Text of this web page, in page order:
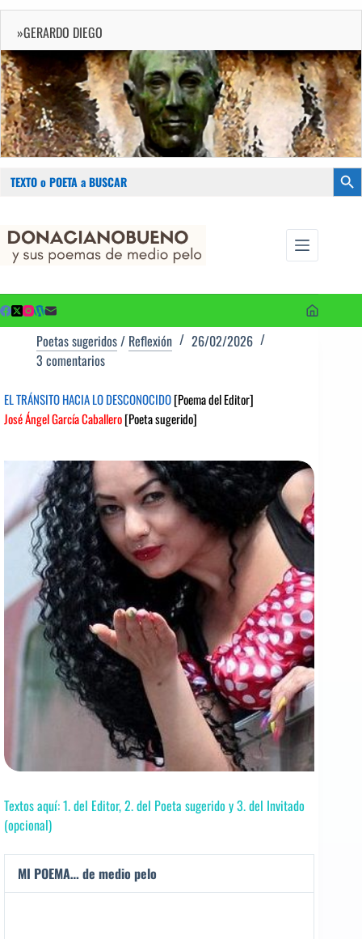
»GERARDO DIEGO
contenido
Poetas sugeridos/ Reflexión
26/02/2026
3 comentarios
EL TRÁNSITO HACIA LO DESCONOCIDO[Poema del Editor]
José Ángel García Caballero[Poeta sugerido]
Textos aquí: 1. del Editor, 2. del Poeta sugerido y 3. del Invitado
(opcional)
MI POEMA… de medio pelo